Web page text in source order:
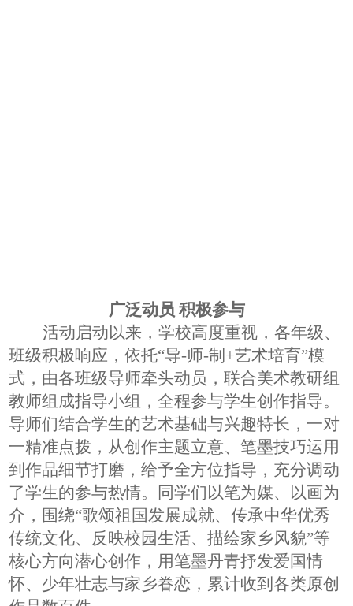
广泛动员 积极参与
活动启动以来，学校高度重视，各年级、
班级积极响应，依托“导-师-制 +艺术培育”模
式，由各班级导师牵头动员，联合美术教研组
教师组成指导小组，全程参与学生创作指导。
导师们结合学生的艺术基础与兴趣特长，一对
一精准点拨，从创作主题立意、笔墨技巧运用
到作品细节打磨，给予全方位指导，充分调动
了学生的参与热情。同学们以笔为媒、以画为
介，围绕“歌颂祖国发展成就、传承中华优秀
传统文化、反映校园生活、描绘家乡风貌”等
核心方向潜心创作，用笔墨丹青抒发爱国情
怀、少年壮志与家乡眷恋，累计收到各类原创